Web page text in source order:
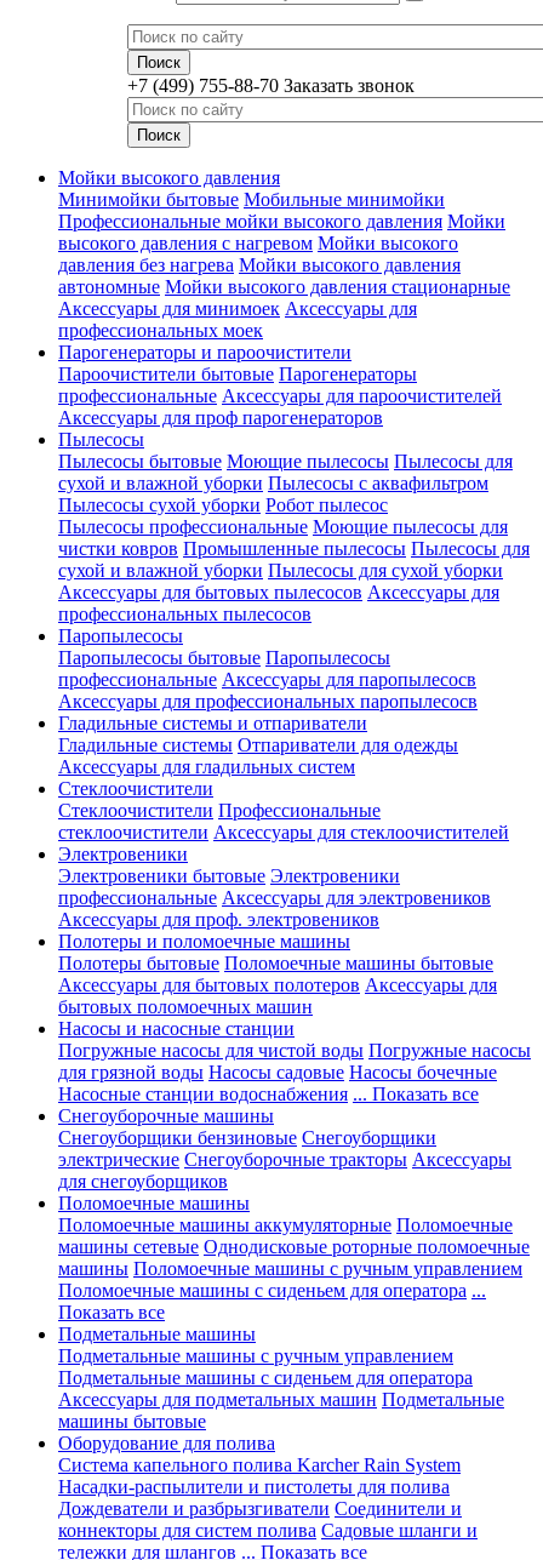
+7 (499) 755-88-70 Заказать звонок
Мойки высокого давления
Минимойки бытовые Мобильные минимойки
Профессиональные мойки высокого давления Мойки
высокого давления с нагревом Мойки высокого
давления без нагрева Мойки высокого давления
автономные Мойки высокого давления стационарные
Аксессуары для минимоек Аксессуары для
профессиональных моек
Парогенераторы и пароочистители
Пароочистители бытовые Парогенераторы
профессиональные Аксессуары для пароочистителей
Аксессуары для проф парогенераторов
Пылесосы
Пылесосы бытовые Моющие пылесосы Пылесосы для
сухой и влажной уборки Пылесосы с аквафильтром
Пылесосы сухой уборки Робот пылесос
Пылесосы профессиональные Моющие пылесосы для
чистки ковров Промышленные пылесосы Пылесосы для
сухой и влажной уборки Пылесосы для сухой уборки
Аксессуары для бытовых пылесосов Аксессуары для
профессиональных пылесосов
Паропылесосы
Паропылесосы бытовые Паропылесосы
профессиональные Аксессуары для паропылесосв
Аксессуары для профессиональных паропылесосв
Гладильные системы и отпариватели
Гладильные системы Отпариватели для одежды
Аксессуары для гладильных систем
Стеклоочистители
Стеклоочистители Профессиональные
стеклоочистители Аксессуары для стеклоочистителей
Электровеники
Электровеники бытовые Электровеники
профессиональные Аксессуары для электровеников
Аксессуары для проф. электровеников
Полотеры и поломоечные машины
Полотеры бытовые Поломоечные машины бытовые
Аксессуары для бытовых полотеров Аксессуары для
бытовых поломоечных машин
Насосы и насосные станции
Погружные насосы для чистой воды Погружные насосы
для грязной воды Насосы садовые Насосы бочечные
Насосные станции водоснабжения ... Показать все
Снегоуборочные машины
Снегоуборщики бензиновые Снегоуборщики
электрические Снегоуборочные тракторы Аксессуары
для снегоуборщиков
Поломоечные машины
Поломоечные машины аккумуляторные Поломоечные
машины сетевые Однодисковые роторные поломоечные
машины Поломоечные машины с ручным управлением
Поломоечные машины с сиденьем для оператора ...
Показать все
Подметальные машины
Подметальные машины с ручным управлением
Подметальные машины с сиденьем для оператора
Аксессуары для подметальных машин Подметальные
машины бытовые
Оборудование для полива
Система капельного полива Karcher Rain System
Насадки-распылители и пистолеты для полива
Дождеватели и разбрызгиватели Соединители и
коннекторы для систем полива Садовые шланги и
тележки для шлангов ... Показать все